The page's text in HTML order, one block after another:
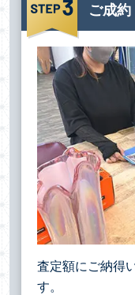
ご成
査定額にご納得
す。